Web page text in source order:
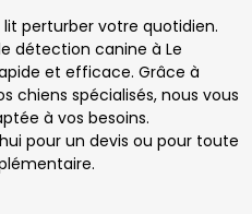
lit perturber votre quotidien.
détection canine à Le
et efficace. Grâce à
chiens spécialisés, nous vous
à vos besoins.
pour un devis ou pour toute